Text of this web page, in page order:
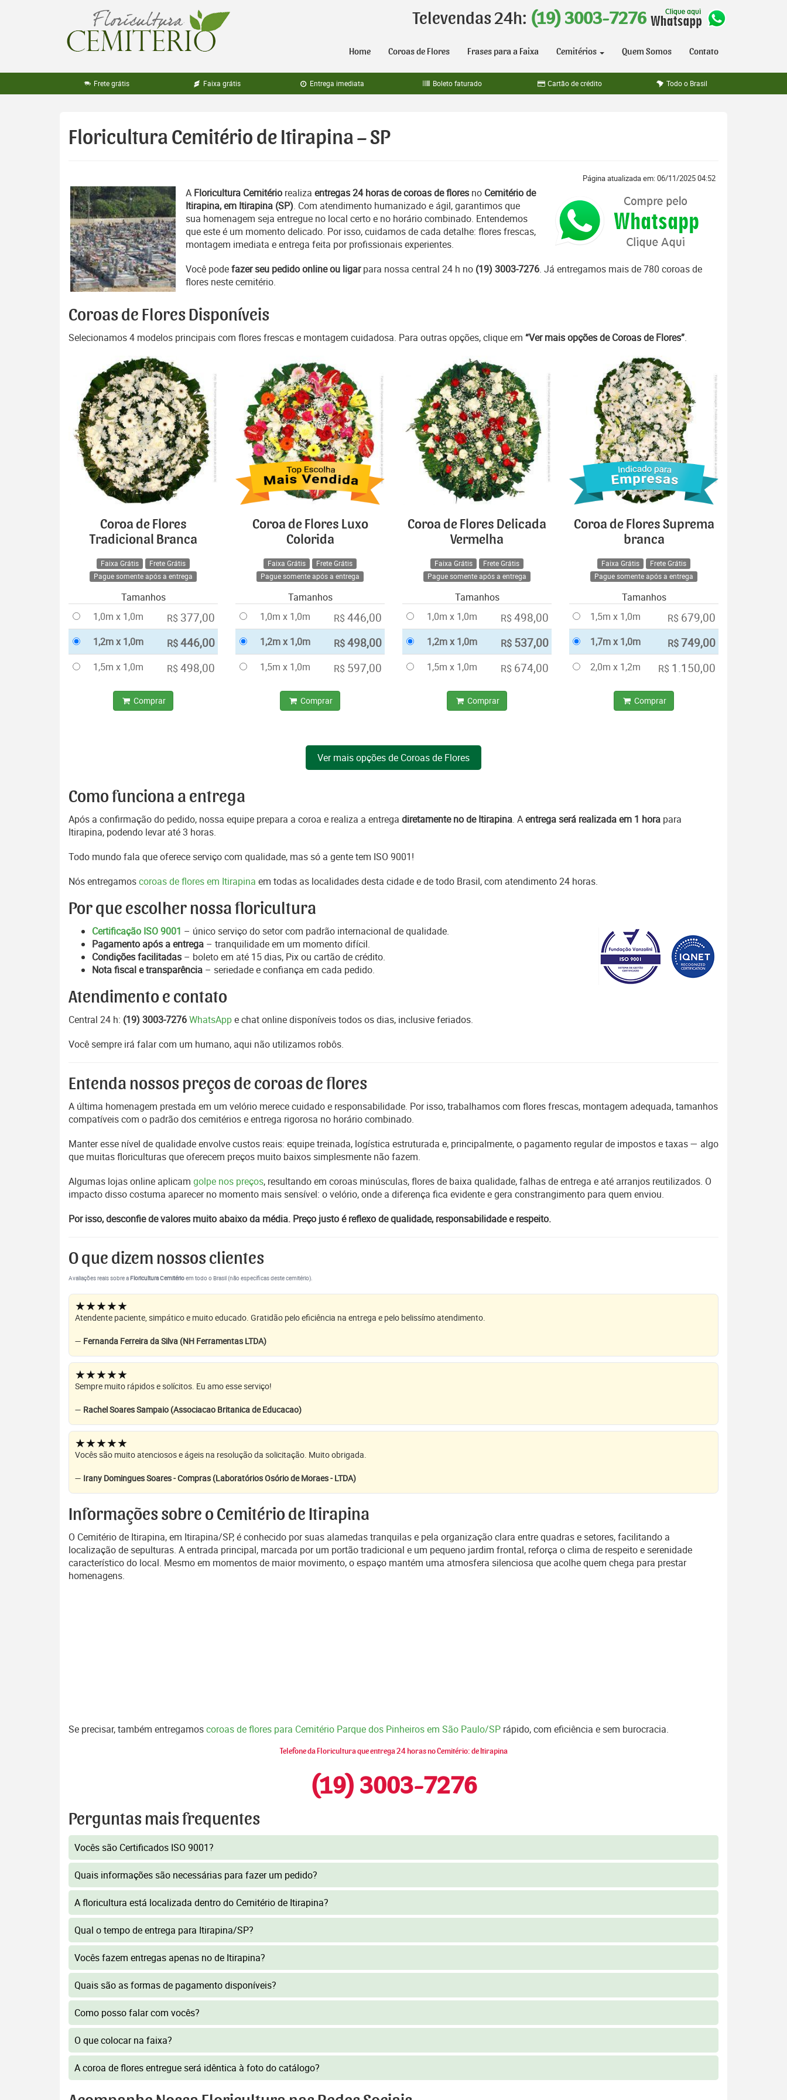
Televendas 24h: (19) 3003-7276
Home Coroas de Flores Frases para a Faixa Cemitérios Quem Somos Contato
Frete grátis Faixa grátis Entrega imediata Boleto faturado Cartão de crédito Todo o Brasil
Floricultura Cemitério de Itirapina – SP
Página atualizada em: 06/11/2025 04:52
A Floricultura Cemitério realiza entregas 24 horas de coroas de flores no Cemitério de
Itirapina, em Itirapina (SP). Com atendimento humanizado e ágil, garantimos que
sua homenagem seja entregue no local certo e no horário combinado. Entendemos
que este é um momento delicado. Por isso, cuidamos de cada detalhe: flores frescas,
montagem imediata e entrega feita por profissionais experientes.
Você podefazer seu pedido online ou ligarpara nossa central 24 h no (19) 3003-7276. Já entregamos mais de 780 coroas de
flores neste cemitério.
Coroas de Flores Disponíveis
Selecionamos 4 modelos principais com flores frescas e montagem cuidadosa. Para outras opções, clique em “Ver mais opções de Coroas de Flores”.
Coroa de Flores
Tradicional Branca
Faixa Grátis
Frete Grátis
Pague somente após a entrega
Tamanhos
1,0m x 1,0m
R$ 377,00
1,2m x 1,0m R$446,00
1,5m x 1,0m R$ 498,00
Comprar
Coroa de Flores Luxo
Colorida
Faixa Grátis
Frete Grátis
Pague somente após a entrega
Tamanhos
1,0m x 1,0m
R$ 446,00
1,2m x 1,0m R$498,00
1,5m x 1,0m R$ 597,00
Comprar
Coroa de Flores Delicada
Vermelha
Faixa Grátis
Frete Grátis
Pague somente após a entrega
Tamanhos
1,0m x 1,0m
R$ 498,00
1,2m x 1,0m R$ 537,00
1,5m x 1,0m R$ 674,00
Comprar
Coroa de Flores Suprema
branca
Faixa Grátis
Frete Grátis
Pague somente após a entrega
Tamanhos
1,5m x 1,0m
R$ 679,00
1,7m x 1,0m R$749,00
2,0m x 1,2m R$ 1.150,00
Comprar
Ver mais opções de Coroas de Flores
Como funciona a entrega
Após a confirmação do pedido, nossa equipe prepara a coroa e realiza a entrega diretamente no de Itirapina. Aentrega será realizada em 1 hora para
Itirapina, podendo levar até 3 horas.
Todo mundo fala que oferece serviço com qualidade, mas só a gente tem ISO 9001!
Nós entregamoscoroas de flores em Itirapina em todas as localidades desta cidade e de todo Brasil, com atendimento 24 horas.
Por que escolher nossa floricultura
Certificação ISO 9001 – único serviço do setor com padrão internacional de qualidade.
Pagamento após a entrega – tranquilidade em um momento difícil.
Condições facilitadas – boleto em até 15 dias, Pix ou cartão de crédito.
Nota fiscal e transparência – seriedade e confiança em cada pedido.
Atendimento e contato
Central 24 h: (19) 3003-7276WhatsAppe chat online disponíveis todos os dias, inclusive feriados.
Você sempre irá falar com um humano, aqui não utilizamos robôs.
Entenda nossos preços de coroas de flores
A última homenagem prestada em um velório merece cuidado e responsabilidade. Por isso, trabalhamos com flores frescas, montagem adequada, tamanhos
compatíveis com o padrão dos cemitérios e entrega rigorosa no horário combinado.
Manter esse nível de qualidade envolve custos reais: equipe treinada, logística estruturada e, principalmente, o pagamento regular de impostos e taxas — algo
que muitas floriculturas que oferecem preços muito baixos simplesmente não fazem.
Algumas lojas online aplicam golpe nos preços, resultando em coroas minúsculas, flores de baixa qualidade, falhas de entrega e até arranjos reutilizados. O
impacto disso costuma aparecer no momento mais sensível: o velório, onde a diferença fica evidente e gera constrangimento para quem enviou.
Por isso, desconfie de valores muito abaixo da média. Preço justo é reflexo de qualidade, responsabilidade e respeito.
O que dizem nossos clientes
Avaliações reais sobre aFloricultura Cemitérioem todo o Brasil (não específicas deste cemitério).
★★★★★
Atendente paciente, simpático e muito educado. Gratidão pelo eficiência na entrega e pelo belissímo atendimento.
— Fernanda Ferreira da Silva (NH Ferramentas LTDA)
★★★★★
Sempre muito rápidos e solícitos. Eu amo esse serviço!
— Rachel Soares Sampaio (Associacao Britanica de Educacao)
★★★★★
Vocês são muito atenciosos e ágeis na resolução da solicitação. Muito obrigada.
— Irany Domingues Soares - Compras (Laboratórios Osório de Moraes - LTDA)
Informações sobre o Cemitério de Itirapina
O Cemitério de Itirapina, em Itirapina/SP, é conhecido por suas alamedas tranquilas e pela organização clara entre quadras e setores, facilitando a
localização de sepulturas. A entrada principal, marcada por um portão tradicional e um pequeno jardim frontal, reforça o clima de respeito e serenidade
característico do local. Mesmo em momentos de maior movimento, o espaço mantém uma atmosfera silenciosa que acolhe quem chega para prestar
homenagens.
Se precisar, também entregamoscoroas de flores para Cemitério Parque dos Pinheiros em São Paulo/SP rápido, com eficiência e sem burocracia.
Telefone da Floricultura que entrega 24 horas no Cemitério: de Itirapina
(19) 3003-7276
Perguntas mais frequentes
Vocês são Certificados ISO 9001?
Quais informações são necessárias para fazer um pedido?
A floricultura está localizada dentro do Cemitério de Itirapina?
Qual o tempo de entrega para Itirapina/SP?
Vocês fazem entregas apenas no de Itirapina?
Quais são as formas de pagamento disponíveis?
Como posso falar com vocês?
O que colocar na faixa?
A coroa de flores entregue será idêntica à foto do catálogo?